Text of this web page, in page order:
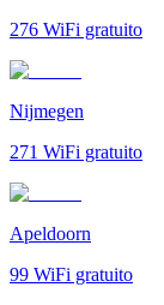
276 WiFi gratuito
Nijmegen
271 WiFi gratuito
Apeldoorn
99 WiFi gratuito